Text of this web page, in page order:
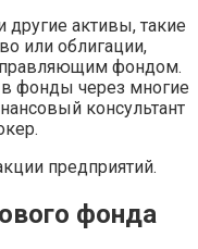
активы, такие
или облигации,
фондом.
фонды через многие
консультант
предприятий.
фонда